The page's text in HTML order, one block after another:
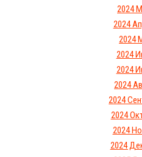
2024
2024
2024
2024
2024
2024
2024
2024
2024
2024